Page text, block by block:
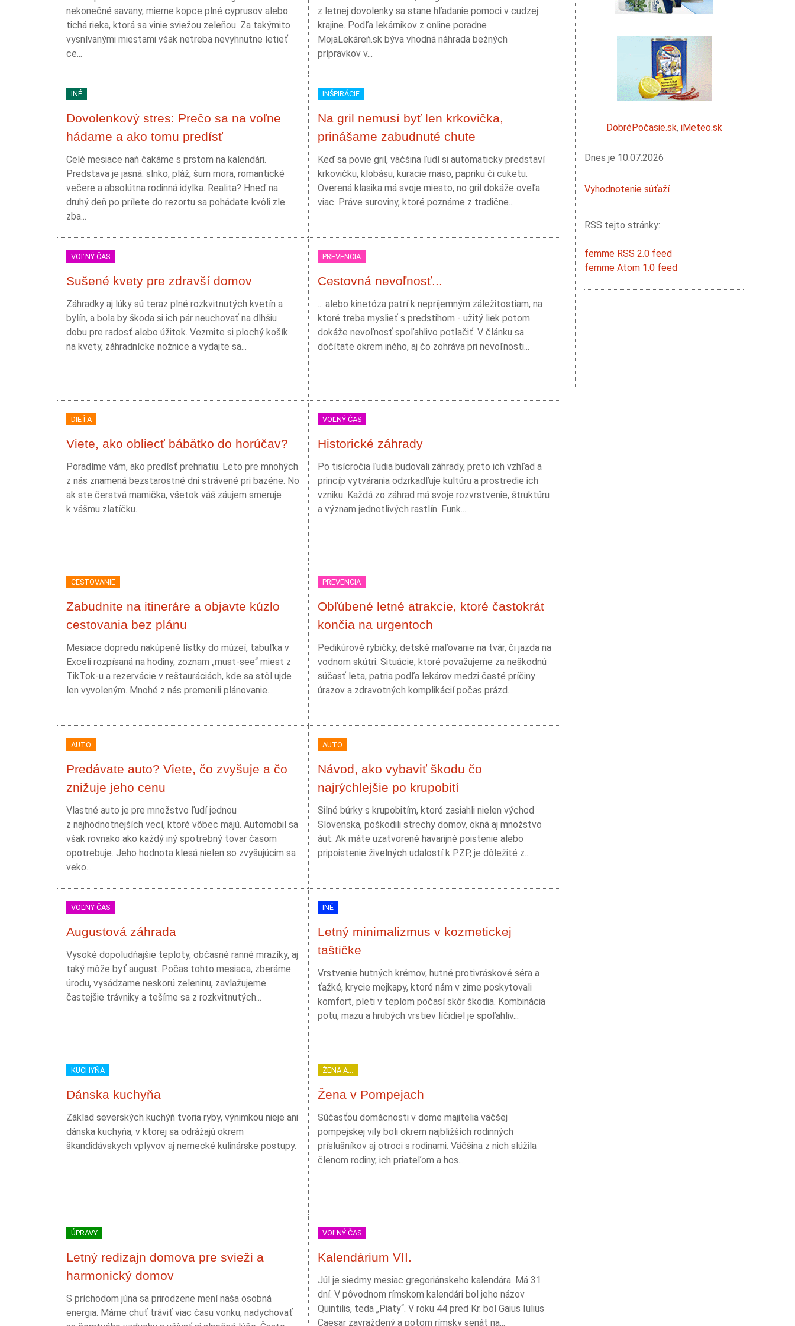
nekonečné savany, mierne kopce plné cyprusov alebo
tichá rieka, ktorá sa vinie sviežou zeleňou. Za takýmito
vysnívanými miestami však netreba nevyhnutne letieť
ce...
z letnej dovolenky sa stane hľadanie pomoci v cudzej
krajine. Podľa lekárnikov z online poradne
MojaLekáreň.sk býva vhodná náhrada bežných
prípravkov v...
INÉ
Dovolenkový stres: Prečo sa na voľne
hádame a ako tomu predísť
Celé mesiace naň čakáme s prstom na kalendári.
Predstava je jasná: slnko, pláž, šum mora, romantické
večere a absolútna rodinná idylka. Realita? Hneď na
druhý deň po prílete do rezortu sa pohádate kvôli zle
zba...
INŠPIRÁCIE
Na gril nemusí byť len krkovička,
prinášame zabudnuté chute
Keď sa povie gril, väčšina ľudí si automaticky predstaví
krkovičku, klobásu, kuracie mäso, papriku či cuketu.
Overená klasika má svoje miesto, no gril dokáže oveľa
viac. Práve suroviny, ktoré poznáme z tradične...
VOĽNÝ ČAS
Sušené kvety pre zdravší domov
Záhradky aj lúky sú teraz plné rozkvitnutých kvetín a
bylín, a bola by škoda si ich pár neuchovať na dlhšiu
dobu pre radosť alebo úžitok. Vezmite si plochý košík
na kvety, záhradnícke nožnice a vydajte sa...
PREVENCIA
Cestovná nevoľnosť...
... alebo kinetóza patrí k nepríjemným záležitostiam, na
ktoré treba myslieť s predstihom - užitý liek potom
dokáže nevoľnosť spoľahlivo potlačiť. V článku sa
dočítate okrem iného, aj čo zohráva pri nevoľnosti...
DIEŤA
Viete, ako obliecť bábätko do horúčav?
Poradíme vám, ako predísť prehriatiu. Leto pre mnohých
z nás znamená bezstarostné dni strávené pri bazéne. No
ak ste čerstvá mamička, všetok váš záujem smeruje
k vášmu zlatíčku.
VOĽNÝ ČAS
Historické záhrady
Po tisícročia ľudia budovali záhrady, preto ich vzhľad a
princíp vytvárania odzrkadľuje kultúru a prostredie ich
vzniku. Každá zo záhrad má svoje rozvrstvenie, štruktúru
a význam jednotlivých rastlín. Funk...
CESTOVANIE
Zabudnite na itineráre a objavte kúzlo
cestovania bez plánu
Mesiace dopredu nakúpené lístky do múzeí, tabuľka v
Exceli rozpísaná na hodiny, zoznam „must-see“ miest z
TikTok-u a rezervácie v reštauráciách, kde sa stôl ujde
len vyvoleným. Mnohé z nás premenili plánovanie...
PREVENCIA
Obľúbené letné atrakcie, ktoré častokrát
končia na urgentoch
Pedikúrové rybičky, detské maľovanie na tvár, či jazda na
vodnom skútri. Situácie, ktoré považujeme za neškodnú
súčasť leta, patria podľa lekárov medzi časté príčiny
úrazov a zdravotných komplikácií počas prázd...
AUTO
Predávate auto? Viete, čo zvyšuje a čo
znižuje jeho cenu
Vlastné auto je pre množstvo ľudí jednou
z najhodnotnejších vecí, ktoré vôbec majú. Automobil sa
však rovnako ako každý iný spotrebný tovar časom
opotrebuje. Jeho hodnota klesá nielen so zvyšujúcim sa
veko...
AUTO
Návod, ako vybaviť škodu čo
najrýchlejšie po krupobití
Silné búrky s krupobitím, ktoré zasiahli nielen východ
Slovenska, poškodili strechy domov, okná aj množstvo
áut. Ak máte uzatvorené havarijné poistenie alebo
pripoistenie živelných udalostí k PZP, je dôležité z...
VOĽNÝ ČAS
Augustová záhrada
Vysoké dopoludňajšie teploty, občasné ranné mrazíky, aj
taký môže byť august. Počas tohto mesiaca, zberáme
úrodu, vysádzame neskorú zeleninu, zavlažujeme
častejšie trávniky a tešíme sa z rozkvitnutých...
INÉ
Letný minimalizmus v kozmetickej
taštičke
Vrstvenie hutných krémov, hutné protivráskové séra a
ťažké, krycie mejkapy, ktoré nám v zime poskytovali
komfort, pleti v teplom počasí skôr škodia. Kombinácia
potu, mazu a hrubých vrstiev líčidiel je spoľahliv...
KUCHYŇA
Dánska kuchyňa
Základ severských kuchýň tvoria ryby, výnimkou nieje ani
dánska kuchyňa, v ktorej sa odrážajú okrem
škandidávskych vplyvov aj nemecké kulinárske postupy.
ŽENA A...
Žena v Pompejach
Súčasťou domácnosti v dome majitelia väčšej
pompejskej vily boli okrem najbližších rodinných
príslušníkov aj otroci s rodinami. Väčšina z nich slúžila
členom rodiny, ich priateľom a hos...
ÚPRAVY
Letný redizajn domova pre svieži a
harmonický domov
S príchodom júna sa prirodzene mení naša osobná
energia. Máme chuť tráviť viac času vonku, nadychovať
VOĽNÝ ČAS
Kalendárium VII.
Júl je siedmy mesiac gregoriánskeho kalendára. Má 31
dní. V pôvodnom rímskom kalendári bol jeho názov
Quintilis, teda „Piaty“. V roku 44 pred Kr. bol Gaius Iulius
Caesar zavraždený a potom rímsky senát na...
DobréPočasie.sk, iMeteo.sk
Dnes je 10.07.2026
Vyhodnotenie súťaží
RSS tejto stránky:
femme RSS 2.0 feed
femme Atom 1.0 feed